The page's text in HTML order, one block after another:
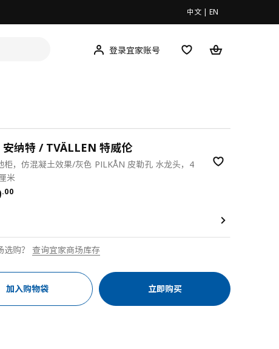
中文 | EN
登录宜家账号
安纳特 / TVÄLLEN 特威伦
柜，仿混凝土效果/灰色 PILKÅN 皮勒孔 水龙头，4
米
.00
购？ 查询宜家商场库存
加入购物袋 立即购买